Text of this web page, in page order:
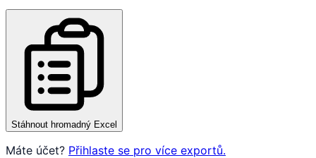
Stáhnout hromadný Excel
Máte účet? Přihlaste se pro více exportů.